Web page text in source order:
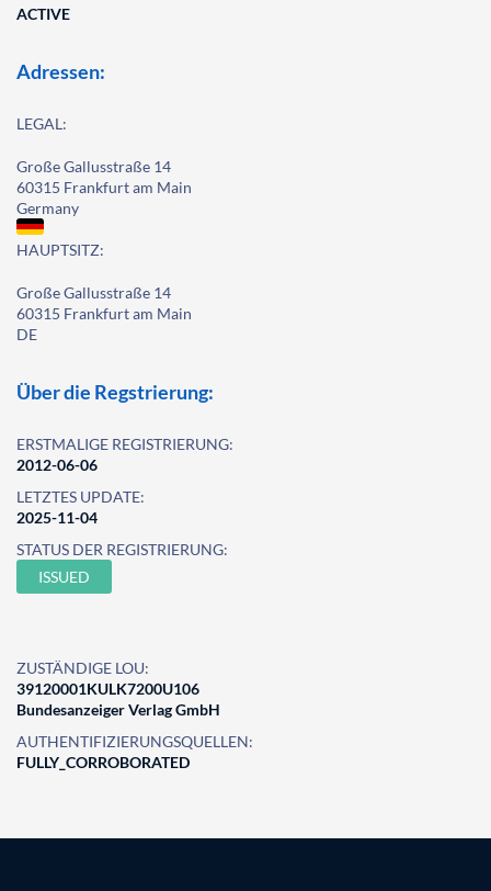
ACTIVE
Adressen:
LEGAL:
Große Gallusstraße 14
60315 Frankfurt am Main
Germany
HAUPTSITZ:
Große Gallusstraße 14
60315 Frankfurt am Main
DE
Über die Regstrierung:
ERSTMALIGE REGISTRIERUNG:
2012-06-06
LETZTES UPDATE:
2025-11-04
STATUS DER REGISTRIERUNG:
ISSUED
ZUSTÄNDIGE LOU:
39120001KULK7200U106
Bundesanzeiger Verlag GmbH
AUTHENTIFIZIERUNGSQUELLEN:
FULLY_CORROBORATED